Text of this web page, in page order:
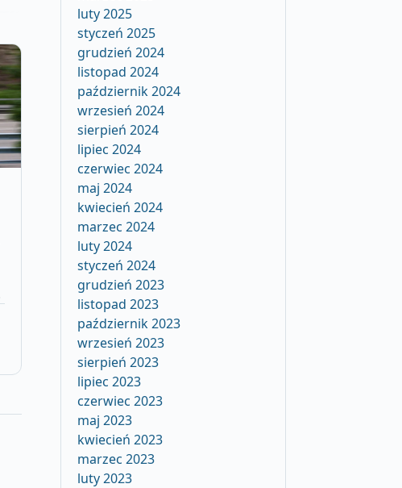
luty 2025
styczeń 2025
grudzień 2024
listopad 2024
październik 2024
wrzesień 2024
sierpień 2024
lipiec 2024
czerwiec 2024
maj 2024
kwiecień 2024
marzec 2024
luty 2024
styczeń 2024
grudzień 2023
listopad 2023
październik 2023
wrzesień 2023
sierpień 2023
lipiec 2023
czerwiec 2023
maj 2023
kwiecień 2023
marzec 2023
luty 2023